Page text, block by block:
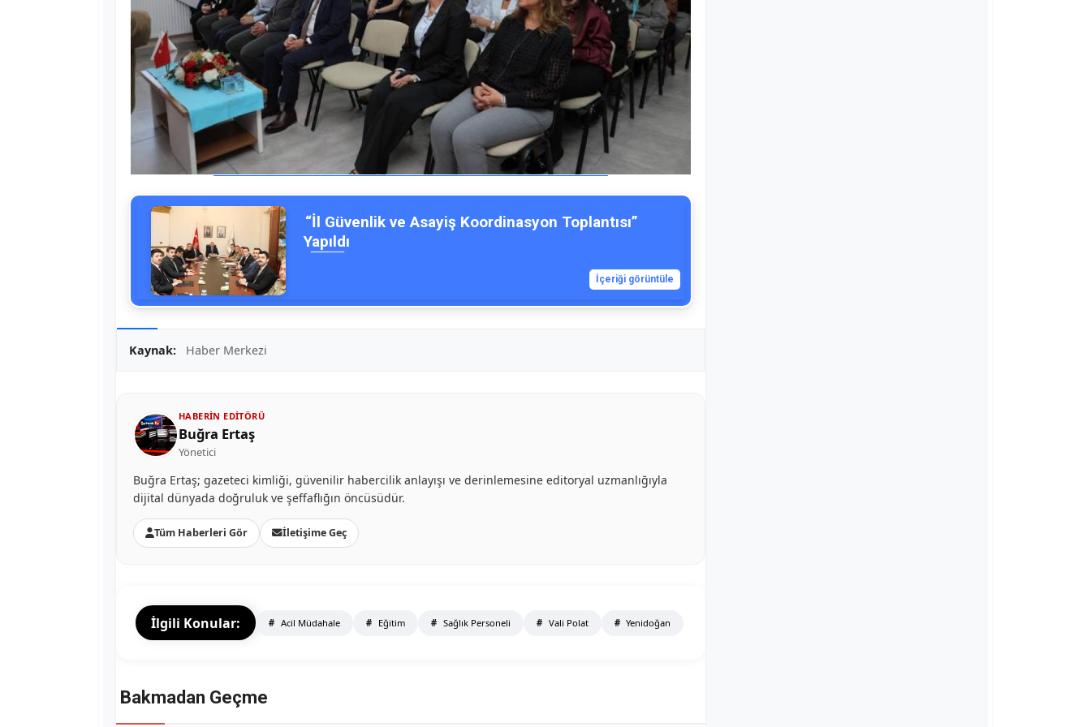
“İl Güvenlik ve Asayiş Koordinasyon Toplantısı”
Yapıldı
İçeriği görüntüle
Kaynak: Haber Merkezi
HABERIN EDITÖRÜ
Buğra Ertaş
Yönetici
Buğra Ertaş; gazeteci kimliği, güvenilir habercilik anlayışı ve derinlemesine editoryal uzmanlığıyla
dijital dünyada doğruluk ve şeffaflığın öncüsüdür.
Tüm Haberleri Gör İletişime Geç
İlgili Konular: Acil Müdahale Eğitim Sağlık Personeli Vali Polat Yenidoğan
Bakmadan Geçme